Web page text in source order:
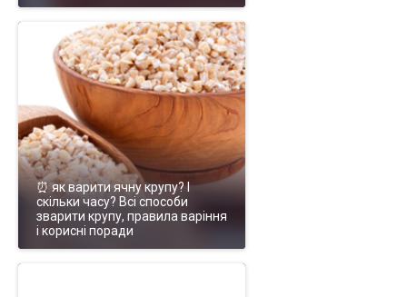
⏰ як варити ячну крупу? І
скільки часу? Всі способи
зварити крупу, правила варіння
і корисні поради